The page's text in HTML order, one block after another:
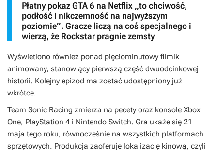
Płatny pokaz GTA 6 na Netflix „to chciwość,
podłość i nikczemność na najwyższym
poziomie”. Gracze liczą na coś specjalnego i
wierzą, że Rockstar pragnie zemsty
Wyświetlono również ponad pięciominutowy filmik
animowany, stanowiący pierwszą część dwuodcinkowej
historii. Kolejny epizod ma zostać udostępniony już
wkrótce.
Team Sonic Racing zmierza na pecety oraz konsole Xbox
One, PlayStation 4 i Nintendo Switch. Gra ukaże się 21
maja tego roku, równocześnie na wszystkich platformach
sprzętowych. Produkcja zaoferuje lokalizację kinową, czyli